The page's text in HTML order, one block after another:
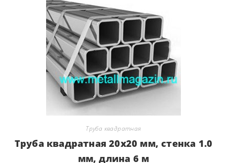
Труба квадратная
Труба квадратная 20х20 мм, стенка 1.0
мм, длина 6 м